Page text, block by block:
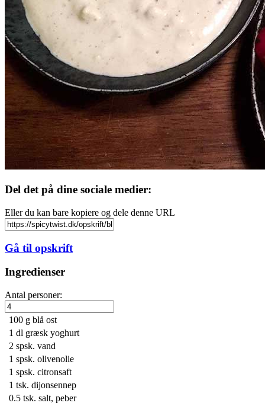
Del det på dine sociale medier:
Eller du kan bare kopiere og dele denne URL
Gå til opskrift
Ingredienser
Antal personer:
100 g blå ost
1 dl græsk yoghurt
2 spsk. vand
1 spsk. olivenolie
1 spsk. citronsaft
1 tsk. dijonsennep
0.5 tsk. salt, peber